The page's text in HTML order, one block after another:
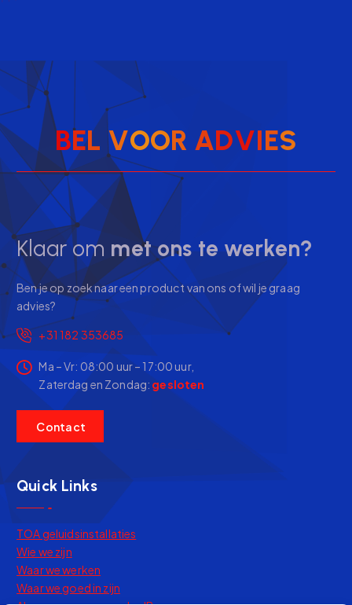
BEL VOOR ADVIES
Klaar om met ons te werken?
Ben je op zoek naar een product van ons of wil je graag
advies?
+31 182 353685
Ma – Vr: 08:00 uur – 17:00 uur,
Zaterdag en Zondag: gesloten
Contact
Quick Links
TOA geluidsinstallaties
Wie we zijn
Waar we werken
Waar we goed in zijn